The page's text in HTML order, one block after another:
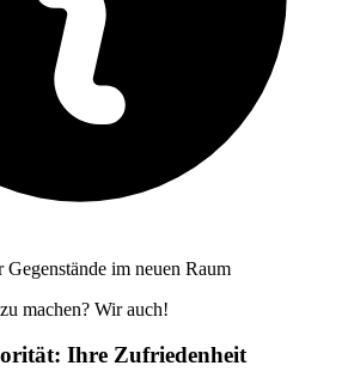
im neuen Raum
machen? Wir auch!
Ihre Zufriedenheit